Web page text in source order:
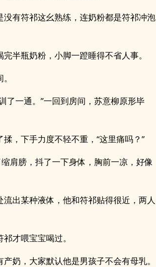
有符祁这幺熟练，连奶粉都是符祁冲泡
半瓶奶粉，小脚一蹬睡得不省人事。
了一通。”一回到房间，苏意柳原形毕
，下手力度不轻不重，“这里痛吗？”
肩膀，抖了一下身体，胸前一凉，好像
出某种液体，他和符祁贴得很近，两人
才喂宝宝喝过。
奶，大家默认他是男孩子不会有母乳。